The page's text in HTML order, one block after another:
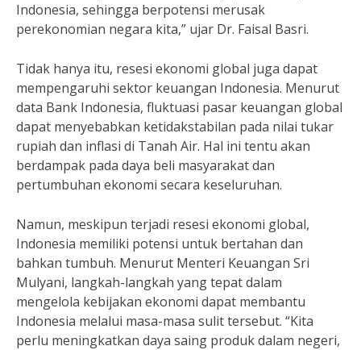
Indonesia, sehingga berpotensi merusak
perekonomian negara kita,” ujar Dr. Faisal Basri.
Tidak hanya itu, resesi ekonomi global juga dapat
mempengaruhi sektor keuangan Indonesia. Menurut
data Bank Indonesia, fluktuasi pasar keuangan global
dapat menyebabkan ketidakstabilan pada nilai tukar
rupiah dan inflasi di Tanah Air. Hal ini tentu akan
berdampak pada daya beli masyarakat dan
pertumbuhan ekonomi secara keseluruhan.
Namun, meskipun terjadi resesi ekonomi global,
Indonesia memiliki potensi untuk bertahan dan
bahkan tumbuh. Menurut Menteri Keuangan Sri
Mulyani, langkah-langkah yang tepat dalam
mengelola kebijakan ekonomi dapat membantu
Indonesia melalui masa-masa sulit tersebut. “Kita
perlu meningkatkan daya saing produk dalam negeri,